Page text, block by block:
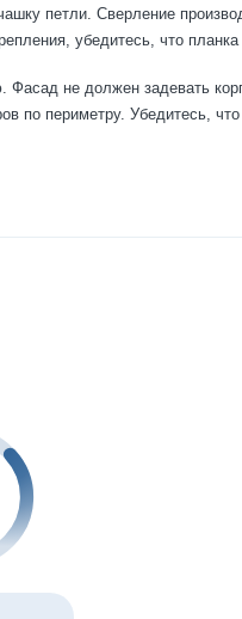
петли. Сверление
убедитесь, что
не должен задевать
по периметру. Убедитесь,